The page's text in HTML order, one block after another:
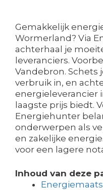
Gemakkelijk
Wormerland? Via
achterhaal je
leveranciers.
Vandebron. Schets
verbruik in, en
energieleverancier
laagste prijs biedt.
Energiehunter
onderwerpen als
en zakelijke
voor een lagere
Inhoud van deze